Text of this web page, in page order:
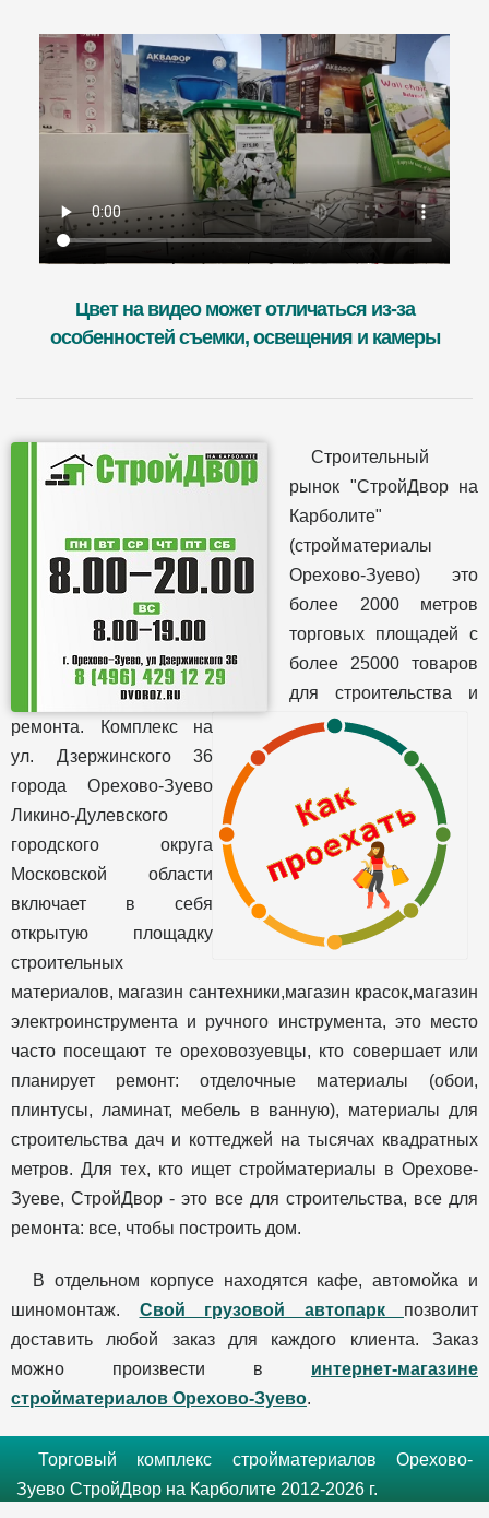
Цвет на видео может отличаться из-за
особенностей съемки, освещения и камеры
Строительный
рынок "СтройДвор на
Карболите"
(стройматериалы
Орехово-Зуево) это
более 2000 метров
торговых площадей с
более 25000 товаров
для строительства и
ремонта. Комплекс на
ул. Дзержинского 36
города Орехово-Зуево
Ликино-Дулевского
городского округа
Московской области
включает в себя
открытую площадку
строительных
материалов, магазин сантехники,магазин красок,магазин
электроинструмента и ручного инструмента, это место
часто посещают те ореховозуевцы, кто совершает или
планирует ремонт: отделочные материалы (обои,
плинтусы, ламинат, мебель в ванную), материалы для
строительства дач и коттеджей на тысячах квадратных
метров. Для тех, кто ищет стройматериалы в Орехове-
Зуеве, СтройДвор - это все для строительства, все для
ремонта: все, чтобы построить дом.
В отдельном корпусе находятся кафе, автомойка и
шиномонтаж. Свой грузовой автопарк позволит
доставить любой заказ для каждого клиента. Заказ
можно произвести в интернет-магазине
стройматериалов Орехово-Зуево.
Торговый комплекс стройматериалов Орехово-
Зуево СтройДвор на Карболите 2012-2026 г.